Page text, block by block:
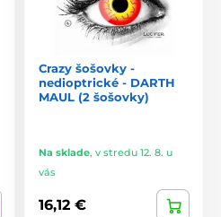
Crazy šošovky -
nedioptrické - DARTH
MAUL (2 šošovky)
Na sklade, v stredu 12. 8. u
vás
16,12 €